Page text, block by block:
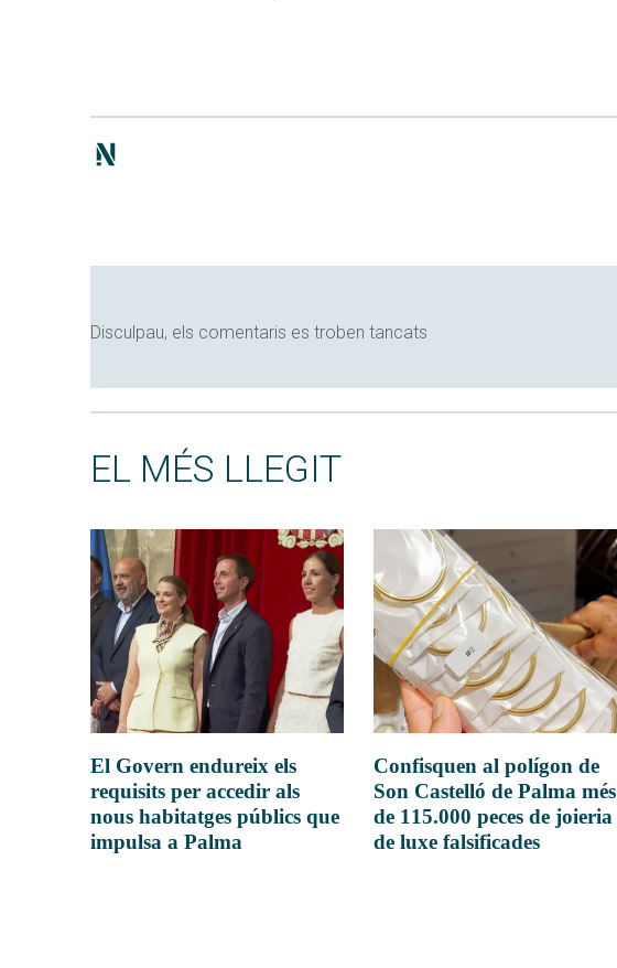
Disculpau, els comentaris es troben tancats
EL MÉS LLEGIT
El Govern endureix els
requisits per accedir als
nous habitatges públics que
impulsa a Palma
Confisquen al polígon de
Son Castelló de Palma més
de 115.000 peces de joieria
de luxe falsificades